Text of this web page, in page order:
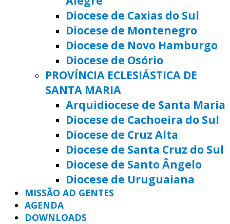
Diocese de Caxias do Sul
Diocese de Montenegro
Diocese de Novo Hamburgo
Diocese de Osório
PROVÍNCIA ECLESIÁSTICA DE
SANTA MARIA
Arquidiocese de Santa Maria
Diocese de Cachoeira do Sul
Diocese de Cruz Alta
Diocese de Santa Cruz do Sul
Diocese de Santo Ângelo
Diocese de Uruguaiana
MISSÃO AD GENTES
AGENDA
DOWNLOADS